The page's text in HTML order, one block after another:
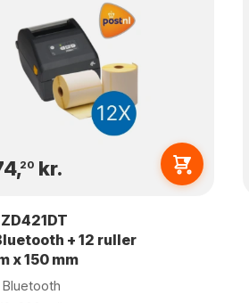
20kr.
+ 12 ruller
x 150 mm